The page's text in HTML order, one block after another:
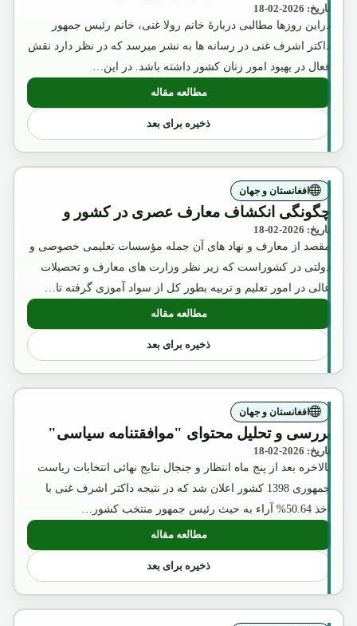
تاریخ: 2026-02-18
دراین روزها مطالبی دربارۀ خانم رولا غنی، خانم رئیس جمهور
داکتر اشرف غنی در رسانه ها به نشر میرسد که در نظر دارد نقش
فعال در بهبود امور زنان کشور داشته باشد. در این…
مطالعه مقاله
ذخیره برای بعد
افغانستان و جهان
چگونگی انکشاف معارف عصری در کشور و
تاریخ: 2026-02-18
مقصد از معارف و نهاد های آن جمله مؤسسات تعلیمی خصوصی و
دولتی در کشوراست که زیر نظر وزارت های معارف و تحصیلات
عالی در امور تعلیم و تربیه بطور کل از سواد آموزی گرفته تا…
مطالعه مقاله
ذخیره برای بعد
افغانستان و جهان
بررسی و تحلیل محتوای "موافقتنامه سیاسی"
تاریخ: 2026-02-18
بالاخره بعد از پنج ماه انتظار و جنجال نتایج نهائی انتخابات ریاست
جمهوری 1398 کشور اعلان شد که در نتیجه داکتر اشرف غنی با
اخذ 50.64% آراء به حیث رئیس جمهور منتخب کشور…
مطالعه مقاله
ذخیره برای بعد